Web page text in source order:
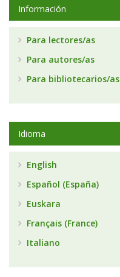
Información
Para lectores/as
Para autores/as
Para bibliotecarios/as
Idioma
English
Español (España)
Euskara
Français (France)
Italiano